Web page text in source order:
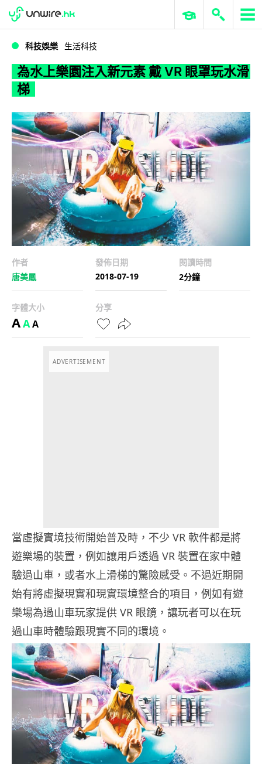
為水上樂園注入新元素 戴 VR 眼罩玩水滑梯
WWDC 2026 ERP 與商業 AI
科技娛樂 生活科技
為水上樂園注入新元素 戴 VR 眼罩玩水滑
梯
作者
唐美鳳
發佈日期
2018-07-19
閱讀時間
2分鐘
字體大小
AAA
分享
ADVERTISEMENT
當虛擬實境技術開始普及時，不少 VR 軟件都是將
遊樂場的裝置，例如讓用戶透過 VR 裝置在家中體
驗過山車，或者水上滑梯的驚險感受。不過近期開
始有將虛擬現實和現實環境整合的項目，例如有遊
樂場為過山車玩家提供 VR 眼鏡，讓玩者可以在玩
過山車時體驗跟現實不同的環境。